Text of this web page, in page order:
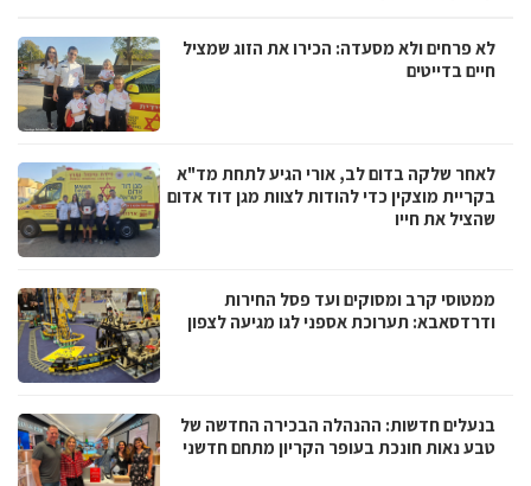
לא פרחים ולא מסעדה: הכירו את הזוג שמציל
חיים בדייטים
לאחר שלקה בדום לב, אורי הגיע לתחת מד"א
בקריית מוצקין כדי להודות לצוות מגן דוד אדום
שהציל את חייו
ממטוסי קרב ומסוקים ועד פסל החירות
ודרדסאבא: תערוכת אספני לגו מגיעה לצפון
בנעלים חדשות: ההנהלה הבכירה החדשה של
טבע נאות חונכת בעופר הקריון מתחם חדשני